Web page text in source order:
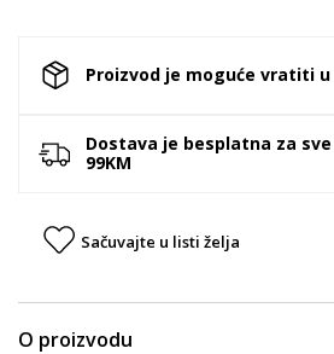
Proizvod je moguće vratiti u
Dostava je besplatna za
99KM
Sačuvajte u listi želja
O proizvodu